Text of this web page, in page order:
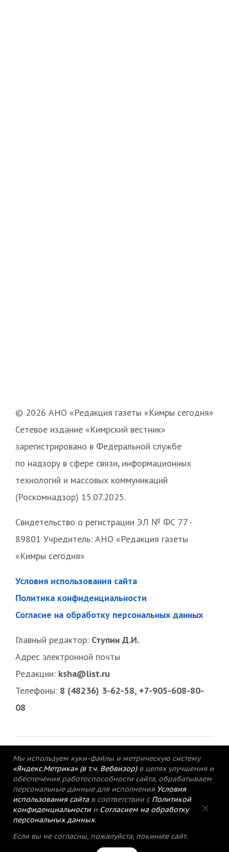
© 2026 АНО «Редакция газеты «Кимры сегодня»
Сетевое издание «Кимрский вестник»
зарегистрировано в Федеральной службе
по надзору в сфере связи, информационных
технологий и массовых коммуникаций
(Роскомнадзор) 15.07.2025.
Свидетельство о регистрации ЭЛ № ФС 77 -
89801 Учредитель: АНО «Редакция газеты
«Кимры сегодня»
Условия использования сайта
Политика конфиденциальности
Согласие на обработку персональных данных
Главный редактор: Ступин Д.И.
Адрес электронной почты
Редакции: ksha@list.ru
Телефоны: 8 (48236) 3-62-58, +7-905-608-80-
08
© 2015-2021 Редакция газеты «Кимрский
вестник».
Мы используем куки-файлы и метрическую систему
«Яндекс.Метрика» (в т.ч. Вебвизор) в целях улучшения и
обеспечения работоспособности сайта, обрабатываем
персональные данные для исполнения Условия
использования сайтав соответствии с Политикой
конфиденциальностии Согласием на обработку
персональных данных.
Если вы не согласны, пожалуйста, покиньте сайт.